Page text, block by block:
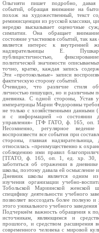
Ольгияти пишет подробно, давая
событий, обращая внимание на
похож на художественный, текст
реминисценции из русской классики,
нередко высказывает оценочные
симпатии. Она обращает
состояние участников событий, так
является интерес к внутренней
надзирательницы Е.
публицистичностью,
политической значимости
точно, кратко, каждая запись
Эти «протокольные» записи
фактическую сторону событий.
Очевидно, что различие стиля
личностью пишущих, но и различным
дневника. С одной стороны, Устав
императрицы Марии Федоровны
не только с хозяйственными данными
и с информацией «о состоянии
управления» [ТФ ГАТО, ф. 165, оп.
Несомненно, регулярное
воспроизвести все события при
стороны, главная надзирательница,
относилась «преимущественно к
соблюдению ими правил
[ТГАТО, ф. 165, оп. 1, ед. хр. 30,
заботиться об отражении в
школы, поэтому давала ей осмысление и
Дневник школы является одним
изучения организации учебно-
Тобольской Мариинской женской
специфику деятельности учебного
позволяет воссоздать более полную
этого уникального учебного заведения
Подчеркнём важность обращения к
источникам, являющимся и
прошлого, и средством расширения
современного человека с мировой